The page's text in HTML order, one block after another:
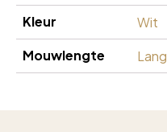
Kleur
Wit
Mouwlengte
Lang